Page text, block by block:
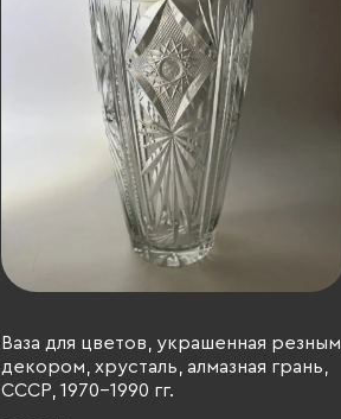
Ваза для цветов, украшенная резным
декором, хрусталь, алмазная грань,
СССР, 1970-1990 гг.